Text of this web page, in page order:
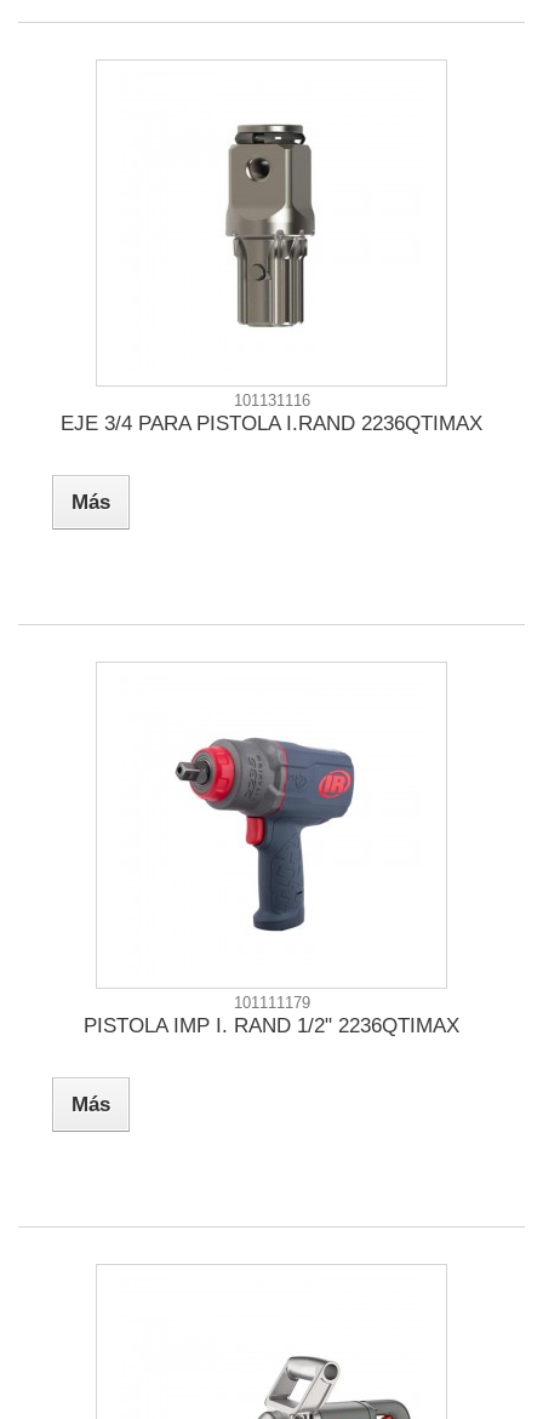
101131116
EJE 3/4 PARA PISTOLA I.RAND 2236QTIMAX
Más
101111179
PISTOLA IMP I. RAND 1/2" 2236QTIMAX
Más